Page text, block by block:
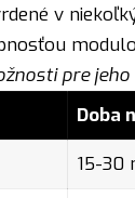
v
pre
Doba
15-30